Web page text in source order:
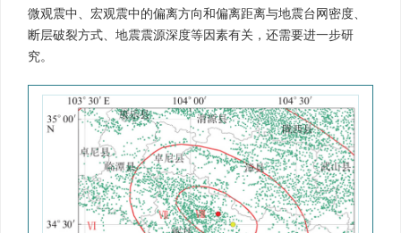
微观震中、宏观震中的偏离方向和偏离距离与地震台网密度、
断层破裂方式、地震震源深度等因素有关，还需要进一步研
究。